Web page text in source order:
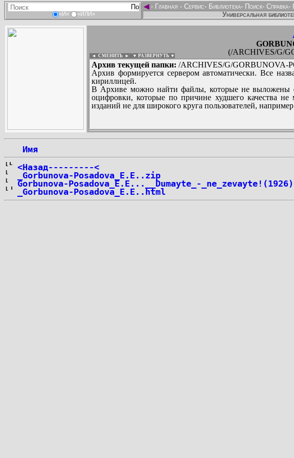
«И» «ИЛИ»
◄- Главная - Сервис- Библиотека- Поиск- Справка-
Универсальная
(/ARCHIVES/G/
◄ СМЕНИТЬ ► ▼ РАЗВЕРНУТЬ ▼
Архив текущей папки: /ARCHIVES/G/GORBUNOVA-
Архив формируется сервером автоматически. Все
кириллицей.
В Архиве можно найти файлы, которые не выложены
оцифровки, которые по причине худшего качества
изданий не для широкого круга пользователей,
...
Имя
<Назад---------<
_Gorbunova-Posadova_E.E..zip
Gorbunova-Posadova_E.E...__Dumayte_-
_Gorbunova-Posadova_E.E..html